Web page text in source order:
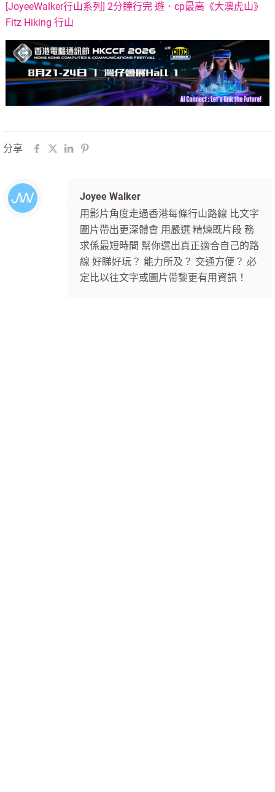
[JoyeeWalker行山系列] 2分鐘行完 遊．cp最高《大澳虎山》
Fitz Hiking 行山
分享
Joyee Walker
用影片角度走過香港每條行山路線 比文字
圖片帶出更深體會 用嚴選 精煉既片段 務
求係最短時間 幫你選出真正適合自己的路
線 好睇好玩？ 能力所及？ 交通方便？ 必
定比以往文字或圖片帶黎更有用資訊！